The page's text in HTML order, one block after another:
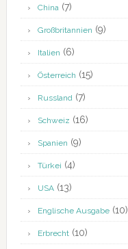
China(7)
Großbritannien (9)
Italien (6)
Österreich (15)
Russland(7)
Schweiz (16)
Spanien (9)
Türkei (4)
USA(13)
Englische Ausgabe(10)
Erbrecht(10)